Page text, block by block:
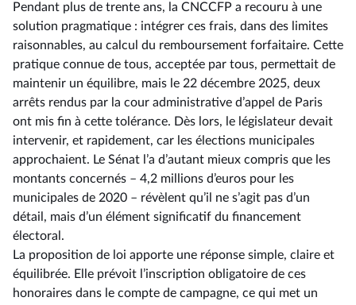
Pendant plus de trente ans, la CNCCFP a recouru à une
solution pragmatique : intégrer ces frais, dans des limites
raisonnables, au calcul du remboursement forfaitaire. Cette
pratique connue de tous, acceptée par tous, permettait de
maintenir un équilibre, mais le 22 décembre 2025, deux
arrêts rendus par la cour administrative d’appel de Paris
ont mis fin à cette tolérance. Dès lors, le législateur devait
intervenir, et rapidement, car les élections municipales
approchaient. Le Sénat l’a d’autant mieux compris que les
montants concernés –⁠ 4,2 millions d’euros pour les
municipales de 2020 – révèlent qu’il ne s’agit pas d’un
détail, mais d’un élément significatif du financement
électoral.
La proposition de loi apporte une réponse simple, claire et
équilibrée. Elle prévoit l’inscription obligatoire de ces
honoraires dans le compte de campagne, ce qui met un